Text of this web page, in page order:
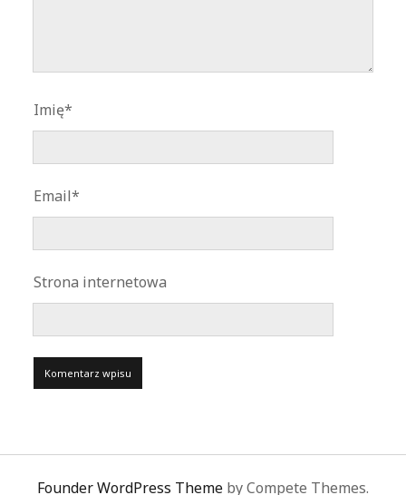
Imię*
Email*
Strona internetowa
Founder WordPress Theme by Compete Themes.